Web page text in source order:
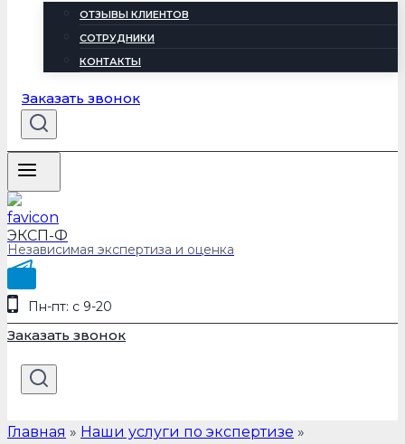
ОТЗЫВЫ КЛИЕНТОВ
СОТРУДНИКИ
КОНТАКТЫ
Заказать звонок
ЭКСП-Ф
Независимая экспертиза и оценка
Пн-пт: с 9-20
Заказать звонок
Главная » Наши услуги по экспертизе »